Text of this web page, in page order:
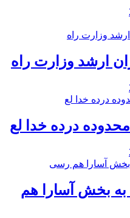
ارشد وزارت راه
درده خدا لع
به بخش آسارا هم